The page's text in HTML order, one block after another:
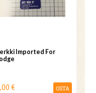
Imported For
€ OSTA